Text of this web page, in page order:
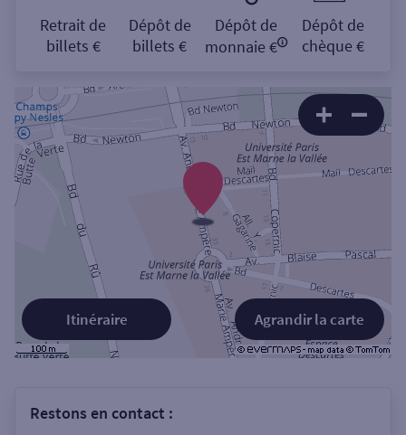
Retrait de
billets €
Dépôt de
billets €
Dépôt de
monnaie €
Dépôt de
chèque €
Agrandir la carte
Itinéraire
Restons en contact :